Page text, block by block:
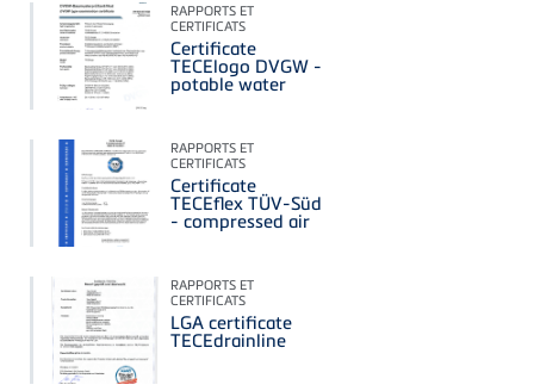
RAPPORTS ET
CERTIFICATS
Certificate
TECElogo DVGW -
potable water
RAPPORTS ET
CERTIFICATS
Certificate
TECEflex TÜV-Süd
- compressed air
RAPPORTS ET
CERTIFICATS
LGA certificate
TECEdrainline